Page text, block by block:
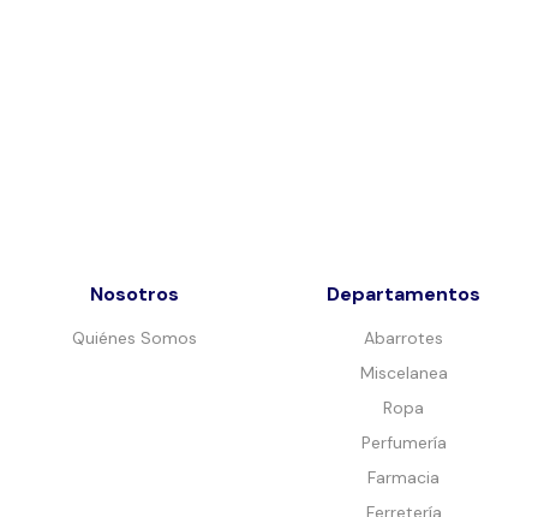
Nosotros
Quiénes Somos
Departamentos
Abarrotes
Miscelanea
Ropa
Perfumería
Farmacia